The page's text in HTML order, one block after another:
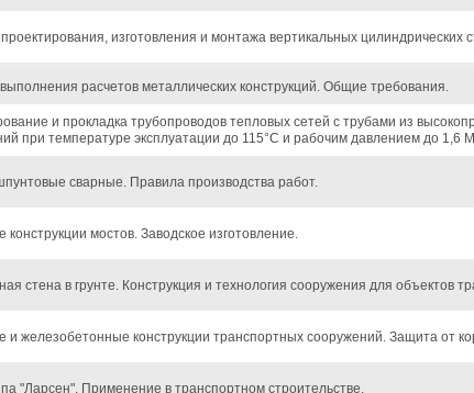
изготовления и монтажа вертикальных
расчетов металлических конструкций. Общие требования.
и прокладка трубопроводов тепловых сетей с трубами из
при температуре эксплуатации до 115°С и рабочим давлением до 1,6
сварные. Правила производства работ.
конструкции мостов. Заводское изготовление.
стена в грунте. Конструкция и технология сооружения для объектов
и железобетонные конструкции транспортных сооружений. Защита от
"Ларсен". Применение в транспортном строительстве.